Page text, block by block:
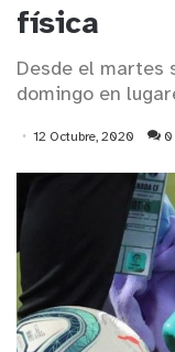
física
Desde el martes
domingo en
12 Octubre, 2020 0